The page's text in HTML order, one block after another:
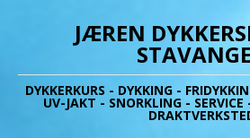
JÆREN
DYKKERKURS - DYKKING -
UV-JAKT - SNORKLING -